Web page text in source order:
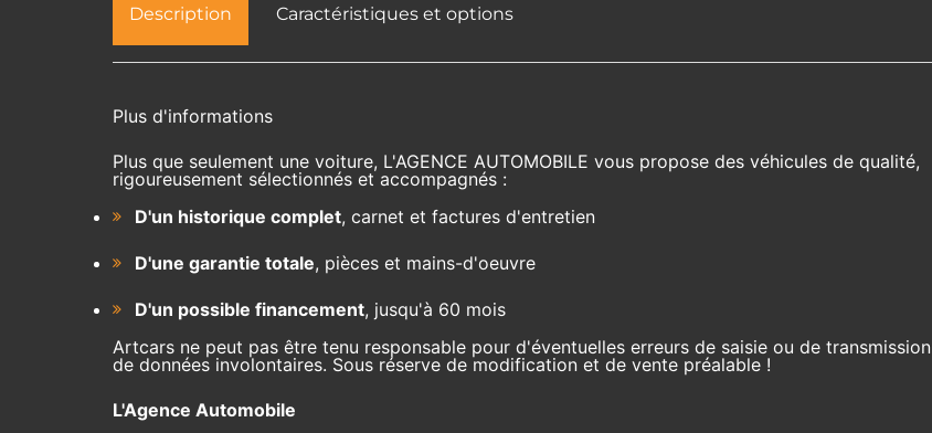
Description Caractéristiques et options
Plus d'informations
Plus que seulement une voiture, L'AGENCE AUTOMOBILE vous propose des véhicules de qualité,
rigoureusement sélectionnés et accompagnés :
D'un historique complet, carnet et factures d'entretien
D'une garantie totale, pièces et mains-d'oeuvre
D'un possible financement, jusqu'à 60 mois
Artcars ne peut pas être tenu responsable pour d'éventuelles erreurs de saisie ou de transmission
de données involontaires. Sous réserve de modification et de vente préalable !
L'Agence Automobile